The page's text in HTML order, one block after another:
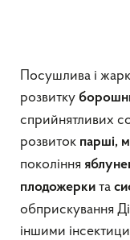
Посушлива і
розвитку
сприйнятливих
розвиток парші,
покоління
плодожерки та
обприскування
іншими